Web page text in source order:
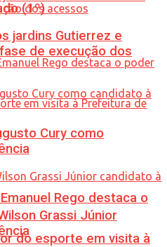
(1º)
Rego destaca o
do esporte em visita à
jardins Gutierrez e
de execução dos
Cury como
Grassi Júnior